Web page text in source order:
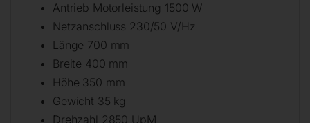
Antrieb Motorleistung 1500 W
Netzanschluss 230/50 V/Hz
Länge 700 mm
Breite 400 mm
Höhe 350 mm
Gewicht 35 kg
Drehzahl 2850 UpM